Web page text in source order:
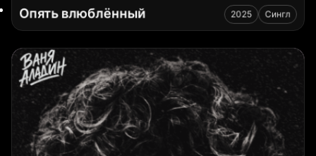
Опять влюблённый 2025 Сингл